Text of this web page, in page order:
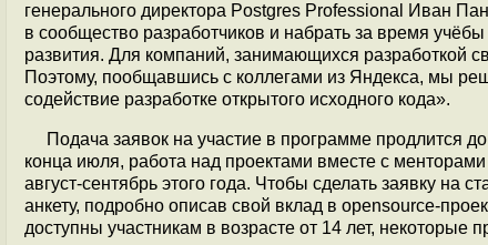
генерального директора Postgres Professional Иван
в сообщество разработчиков и набрать за время
развития. Для компаний, занимающихся разработкой
Поэтому, пообщавшись с коллегами из Яндекса, мы
содействие разработке открытого исходного кода».
Подача заявок на участие в программе продлится
конца июля, работа над проектами вместе с
август-сентябрь этого года. Чтобы сделать заявку на
анкету, подробно описав свой вклад в opensource-
доступны участникам в возрасте от 14 лет, некоторые